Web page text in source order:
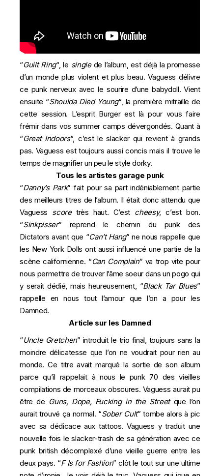
“Guilt Ring“, le singlede l’album, est déjà la promesse
d’un monde plus violent et plus beau. Vaguess délivre
ce punk nerveux avec le sourire d’une babydoll. Vient
ensuite “Shoulda Died Young“, la première mitraille de
cette session. L’esprit Burger est là pour vous faire
frémir dans vos summer camps dévergondés. Quant à
“Great Indoors“, c’est le slacker qui revient à grands
pas. Vaguess est toujours aussi concis mais il trouve le
temps de magnifier un peu le style dorky.
Tous les artistes garage punk
“Danny’s Park” fait pour sa part indéniablement partie
des meilleurs titres de l’album. Il était donc attendu que
Vaguess scoretrès haut. C’est cheesy, c’est bon.
“Sinkpisser” reprend le chemin du punk des
Dictators avant que “Can’t Hang” ne nous rappelle que
les New York Dolls ont aussi influencé une partie de la
scène californienne. “Can Complain” va trop vite pour
nous permettre de trouver l’âme soeur dans un pogo qui
y serait dédié, mais heureusement, “Black Tar Blues”
rappelle en nous tout l’amour que l’on a pour les
Damned.
Article sur les Damned
“Uncle Gretchen” introduit le trio final, toujours sans la
moindre délicatesse que l’on ne voudrait pour rien au
monde. Ce titre avait marqué la sortie de son album
parce qu’il rappelait à nous le punk 70 des vieilles
compilations de morceaux obscures. Vaguess aurait pu
être de Guns, Dope, Fucking in the Street que l’on
aurait trouvé ça normal. “Sober Cult” tombe alors à pic
avec sa dédicace aux tattoos. Vaguess y traduit une
nouvelle fois le slacker-trash de sa génération avec ce
punk british décomplexé d’une vieille guerre entre les
deux pays. “F Is for Fashion” clôt le tout sur une ultime